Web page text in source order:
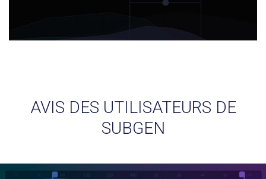
AVIS DES UTILISATEURS DE
SUBGEN